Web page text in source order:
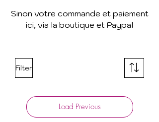
Sinon votre commande et paiement
ici, via la boutique et Paypal
Filter
Load Previous